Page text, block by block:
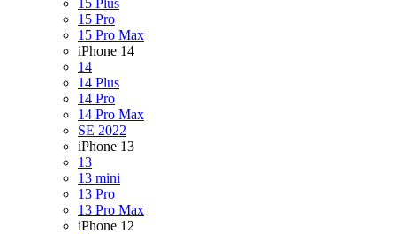
15 Plus
15 Pro
15 Pro Max
iPhone 14
14
14 Plus
14 Pro
14 Pro Max
SE 2022
iPhone 13
13
13 mini
13 Pro
13 Pro Max
iPhone 12